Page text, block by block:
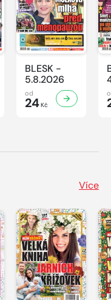
BLESK -
5.8.2026
od
24Kč
Více